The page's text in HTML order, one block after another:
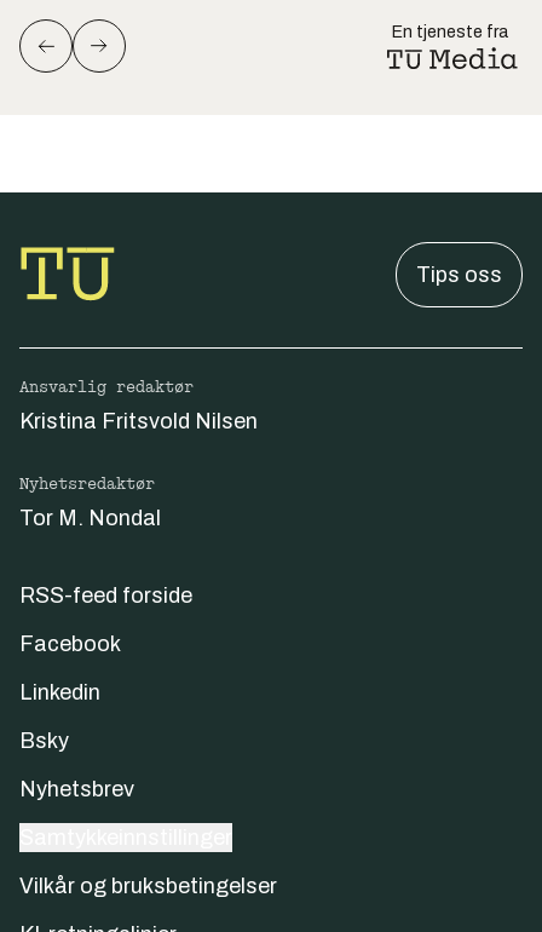
En tjeneste fra
Tips oss
Ansvarlig redaktør
Kristina Fritsvold Nilsen
Nyhetsredaktør
Tor M. Nondal
RSS-feed forside
Facebook
Linkedin
Bsky
Nyhetsbrev
Vilkår og bruksbetingelser